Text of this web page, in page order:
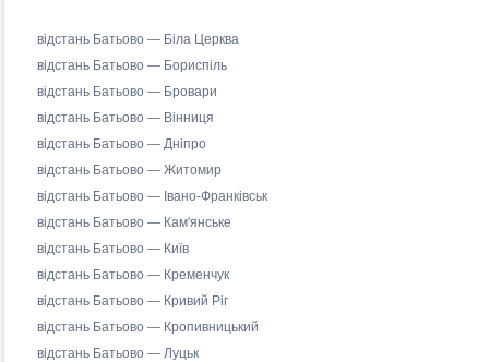
відстань Батьово — Біла Церква
відстань Батьово — Бориспіль
відстань Батьово — Бровари
відстань Батьово — Вінниця
відстань Батьово — Дніпро
відстань Батьово — Житомир
відстань Батьово — Івано-Франківськ
відстань Батьово — Кам'янське
відстань Батьово — Київ
відстань Батьово — Кременчук
відстань Батьово — Кривий Ріг
відстань Батьово — Кропивницький
відстань Батьово — Луцьк